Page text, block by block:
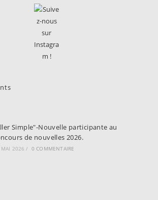
Simple"-Nouvelle participante au
de nouvelles 2026.
2026 / 0 COMMENTAIRE